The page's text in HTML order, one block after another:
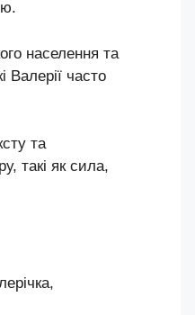
населення та
Валерії часто
та
такі як сила,